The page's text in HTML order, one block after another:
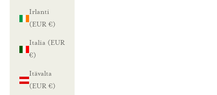
Irlanti
(EUR €)
Italia (EUR
€)
Itävalta
(EUR €)